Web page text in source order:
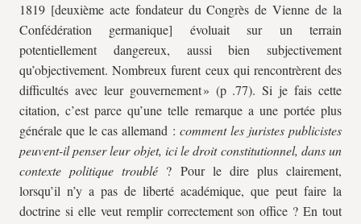
1819 [deuxième acte fondateur du Congrès de Vienne de la
Confédération germanique] évoluait sur un terrain
potentiellement dangereux, aussi bien subjectivement
qu’objectivement. Nombreux furent ceux qui rencontrèrent des
difficultés avec leur gouvernement » (p .77). Si je fais cette
citation, c’est parce qu’une telle remarque a une portée plus
générale que le cas allemand : comment les juristes publicistes
peuvent-il penser leur objet, ici le droit constitutionnel, dans un
contexte politique troublé ? Pour le dire plus clairement,
lorsqu’il n’y a pas de liberté académique, que peut faire la
doctrine si elle veut remplir correctement son office ? En tout